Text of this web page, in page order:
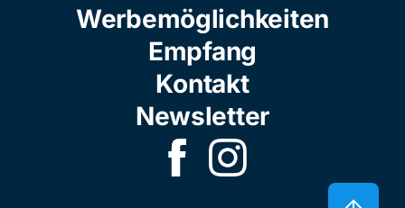
Werbemöglichkeiten
Empfang
Kontakt
Newsletter